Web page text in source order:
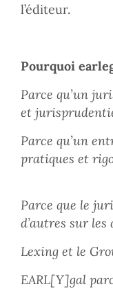
l’éditeur.
Pourquoi
Parce qu’un
et
Parce qu’un
pratiques et
Parce que le
d’autres sur les
Lexing et le
EARL[Y]gal